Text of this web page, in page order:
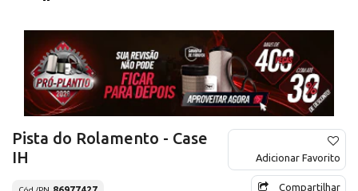
Pista do Rolamento - Case
IH
Adicionar Favorito
Compartilhar